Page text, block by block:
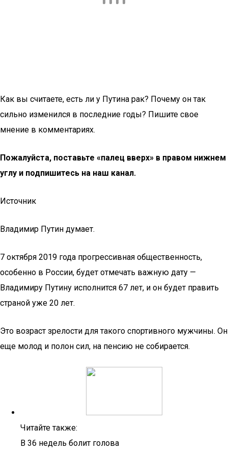
Как вы считаете, есть ли у Путина рак? Почему он так
сильно изменился в последние годы? Пишите свое
мнение в комментариях.
Пожалуйста, поставьте «палец вверх» в правом нижнем
углу и подпишитесь на наш канал.
Источник
Владимир Путин думает.
7 октября 2019 года прогрессивная общественность,
особенно в России, будет отмечать важную дату —
Владимиру Путину исполнится 67 лет, и он будет править
страной уже 20 лет.
Это возраст зрелости для такого спортивного мужчины. Он
еще молод и полон сил, на пенсию не собирается.
Читайте также:
В 36 недель болит голова